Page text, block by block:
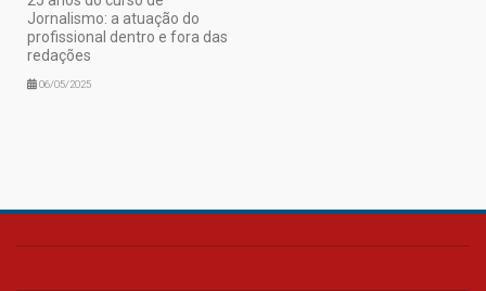
Jornalismo: a atuação do
profissional dentro e fora das
redações
06/05/2025